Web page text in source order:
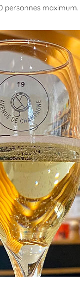
personnes maximum.